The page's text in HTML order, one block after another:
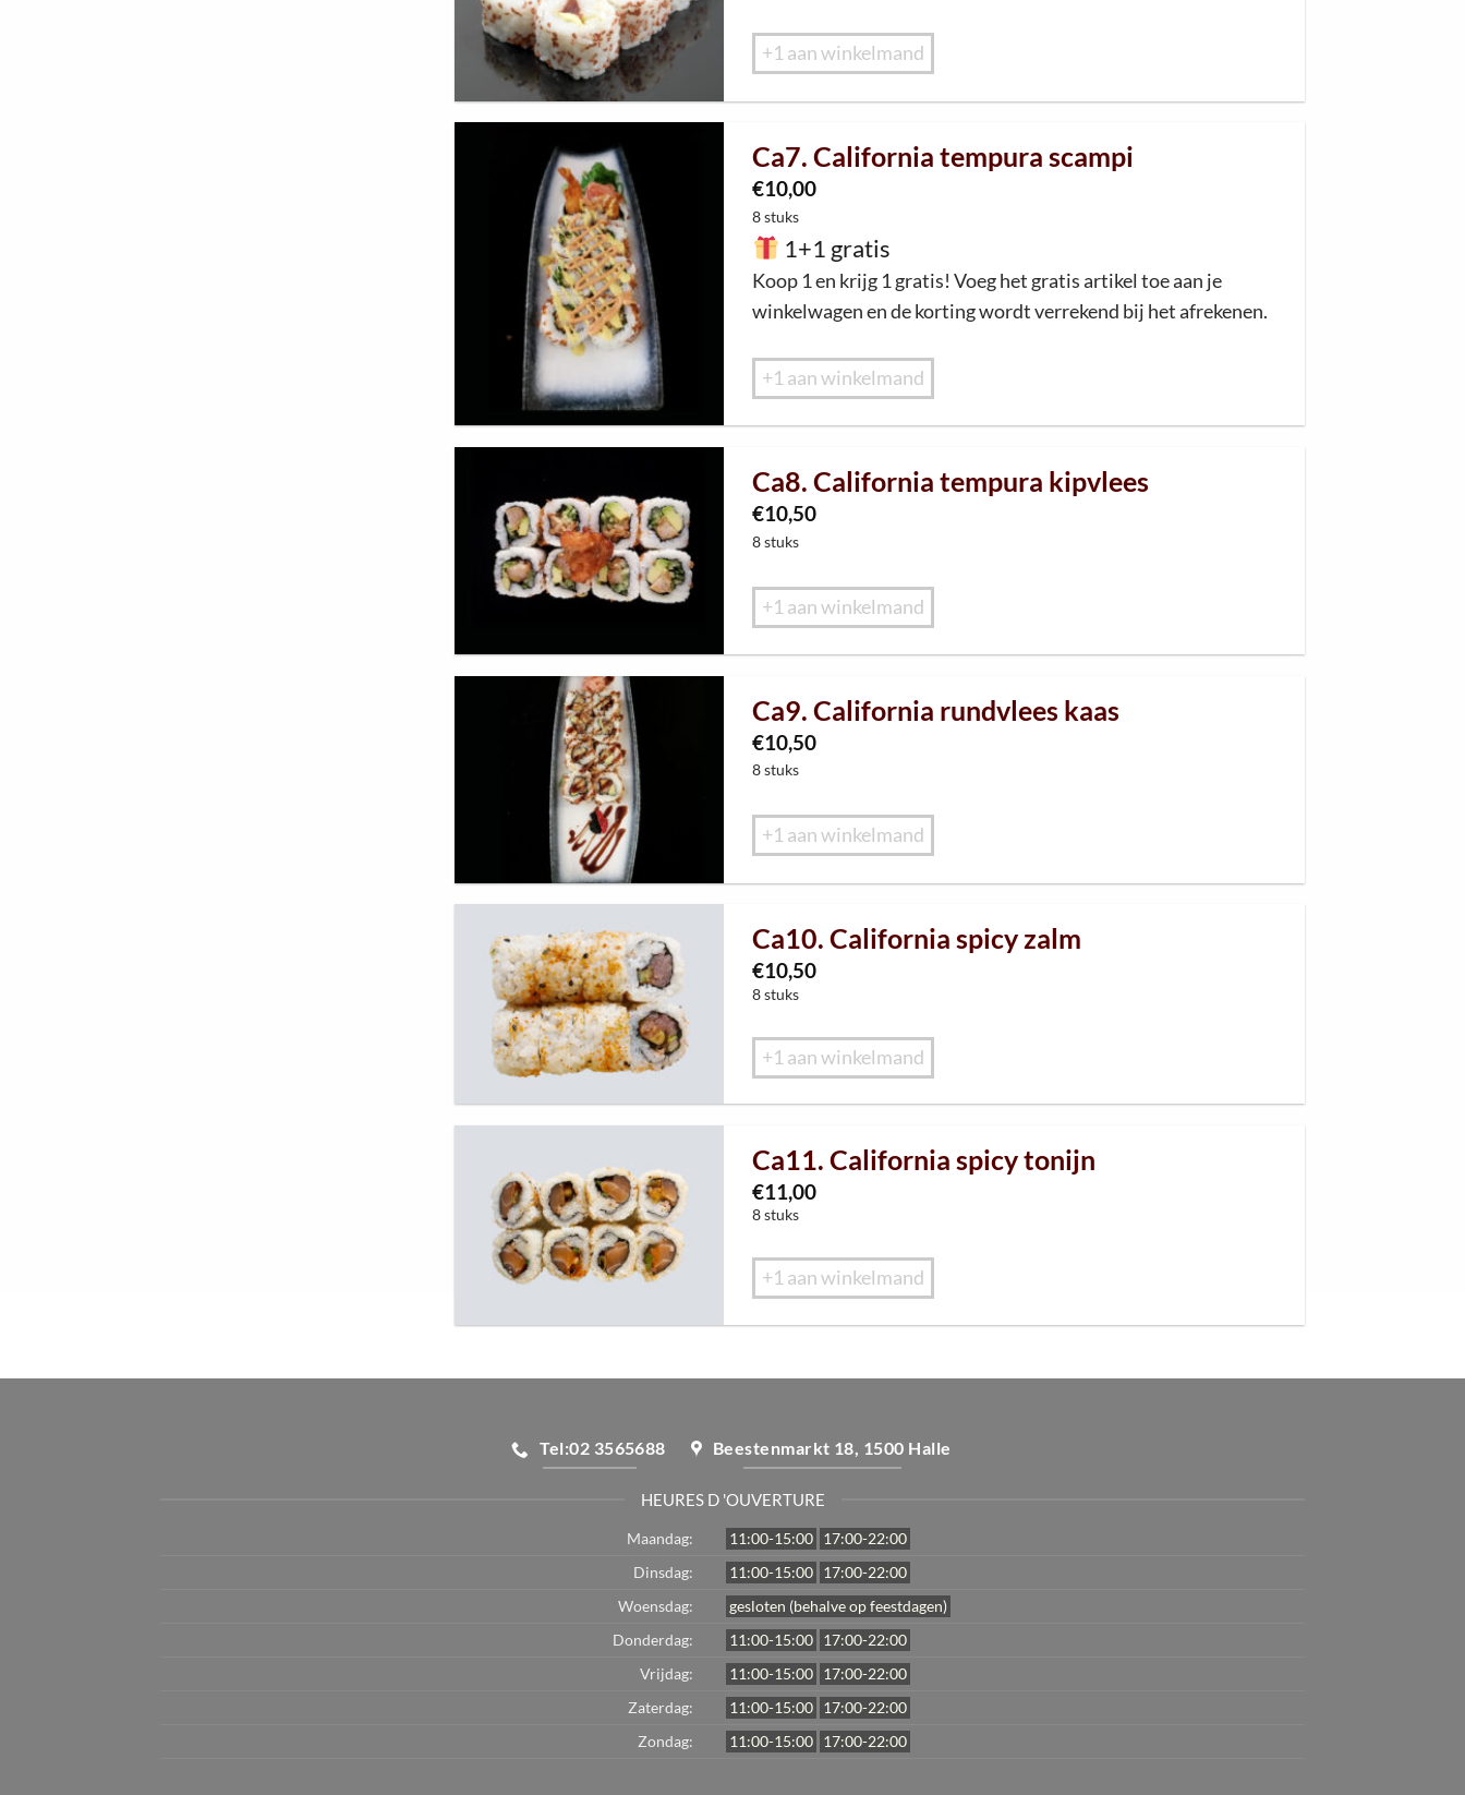
+1 aan winkelmand
Ca7. California tempura scampi
€10,00
8 stuks
1+1 gratis
Koop 1 en krijg 1 gratis! Voeg het gratis artikel toe aan je
winkelwagen en de korting wordt verrekend bij het afrekenen.
+1 aan winkelmand
Ca8. California tempura kipvlees
€10,50
8 stuks
+1 aan winkelmand
Ca9. California rundvlees kaas
€10,50
8 stuks
+1 aan winkelmand
Ca10. California spicy zalm
€10,50
8 stuks
+1 aan winkelmand
Ca11. California spicy tonijn
€11,00
8 stuks
+1 aan winkelmand
Tel:02 3565688 Beestenmarkt 18, 1500 Halle
HEURES D 'OUVERTURE
Maandag: 11:00-15:00 17:00-22:00
Dinsdag:
11:00-15:00 17:00-22:00
Woensdag:
gesloten (behalve op feestdagen)
Donderdag:
11:00-15:00 17:00-22:00
Vrijdag:
11:00-15:00 17:00-22:00
Zaterdag:
11:00-15:00 17:00-22:00
Zondag:
11:00-15:00 17:00-22:00